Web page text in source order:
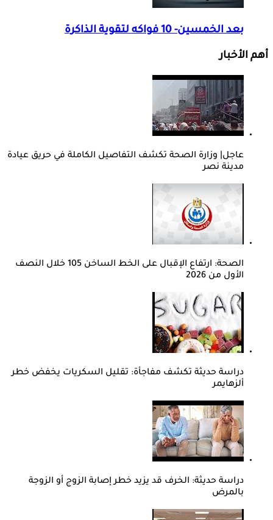
بعد الخمسين- 10 فواكه لتقوية الذاكرة
أهم الأخبار
عاجل| وزارة الصحة تكشف التفاصيل الكاملة في حريق عيادة
مدينة نصر
الصحة: ارتفاع الإقبال على الخط الساخن 105 خلال النصف
الأول من 2026
دراسة حديثة تكشف مفاجأة: تقليل السكريات يخفض خطر
ألزهايمر
دراسة حديثة: الخرف قد يزيد خطر إصابة الزوج أو الزوجة
بالمرض